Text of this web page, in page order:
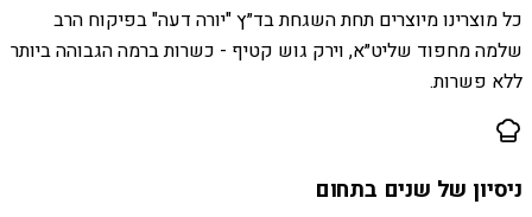
כל מוצרינו מיוצרים תחת השגחת בד״ץ "יורה דעה" בפיקוח הרב
שלמה מחפוד שליט״א, וירק גוש קטיף - כשרות ברמה הגבוהה ביותר
ללא פשרות.
ניסיון של שנים בתחום